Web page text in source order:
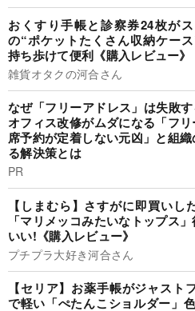
おくすり手帳と診察券24枚が
の“ポケットたくさん収納ケー
持ち歩けて便利《購入レビュー》
雑貨オタクの河合さん
なぜ「フリーアドレス」は失敗
オフィス改修がムダになる「フ
席予約が定着しない元凶」と組
る解決策とは
PR
【しまむら】さすがに即買いし
「マリメッコみたいなトップス
いい!《購入レビュー》
プチプラ大好き河合さん
【セリア】お薬手帳がジャスト
で軽い「ぺたんこショルダー」